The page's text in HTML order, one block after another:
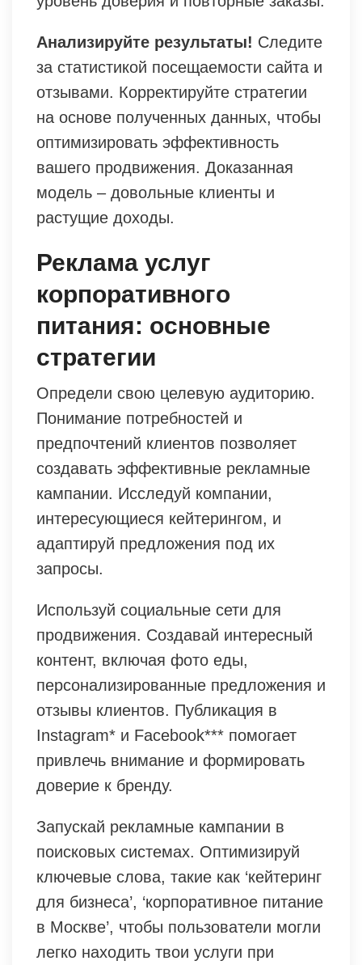
Анализируйте результаты! Следите
за статистикой посещаемости сайта и
отзывами. Корректируйте стратегии
на основе полученных данных, чтобы
оптимизировать эффективность
вашего продвижения. Доказанная
модель – довольные клиенты и
растущие доходы.
Реклама услуг
корпоративного
питания: основные
стратегии
Определи свою целевую аудиторию.
Понимание потребностей и
предпочтений клиентов позволяет
создавать эффективные рекламные
кампании. Исследуй компании,
интересующиеся кейтерингом, и
адаптируй предложения под их
запросы.
Используй социальные сети для
продвижения. Создавай интересный
контент, включая фото еды,
персонализированные предложения и
отзывы клиентов. Публикация в
Instagram* и Facebook*** помогает
привлечь внимание и формировать
доверие к бренду.
Запускай рекламные кампании в
поисковых системах. Оптимизируй
ключевые слова, такие как ‘кейтеринг
для бизнеса’, ‘корпоративное питание
в Москве’, чтобы пользователи могли
легко находить твои услуги при